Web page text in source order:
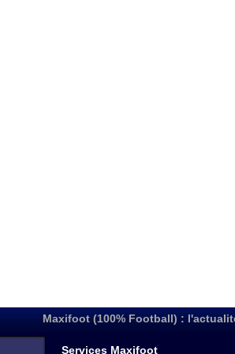
Maxifoot (100% Football) :
Services Maxifoot